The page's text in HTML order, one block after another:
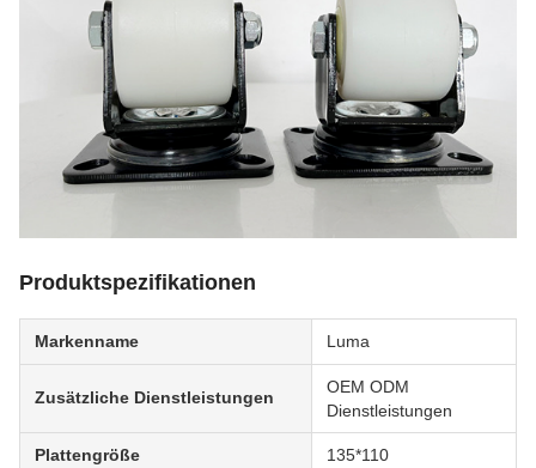
Produktspezifikationen
Markenname Luma
Zusätzliche Dienstleistungen
OEM ODM
Dienstleistungen
Plattengröße 135*110